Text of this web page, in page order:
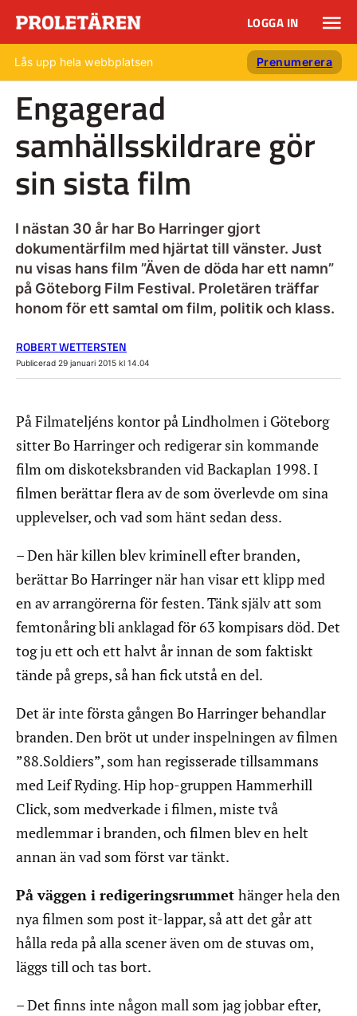
LOGGA IN
Lås upp hela webbplatsen Prenumerera
Engagerad
samhällsskildrare gör
sin sista film
I nästan 30 år har Bo Harringer gjort
dokumentärfilm med hjärtat till vänster. Just
nu visas hans film ”Även de döda har ett namn”
på Göteborg Film Festival. Proletären träffar
honom för ett samtal om film, politik och klass.
ROBERT WETTERSTEN
Publicerad 29 januari 2015 kl 14.04
På Filmateljéns kontor på Lindholmen i Göteborg
sitter Bo Harringer och redigerar sin kommande
film om diskoteksbranden vid Backaplan 1998. I
filmen berättar flera av de som överlevde om sina
upplevelser, och vad som hänt sedan dess.
– Den här killen blev kriminell efter branden,
berättar Bo Harringer när han visar ett klipp med
en av arrangörerna för festen. Tänk själv att som
femtonåring bli anklagad för 63 kompisars död. Det
tog ju ett och ett halvt år innan de som faktiskt
tände på greps, så han fick utstå en del.
Det är inte första gången Bo Harringer behandlar
branden. Den bröt ut under inspelningen av filmen
”88.Soldiers”, som han regisserade tillsammans
med Leif Ryding. Hip hop-gruppen Hammerhill
Click, som medverkade i filmen, miste två
medlemmar i branden, och filmen blev en helt
annan än vad som först var tänkt.
På väggen i redigeringsrummet hänger hela den
nya filmen som post it-lappar, så att det går att
hålla reda på alla scener även om de stuvas om,
läggs till och tas bort.
– Det finns inte någon mall som jag jobbar efter,